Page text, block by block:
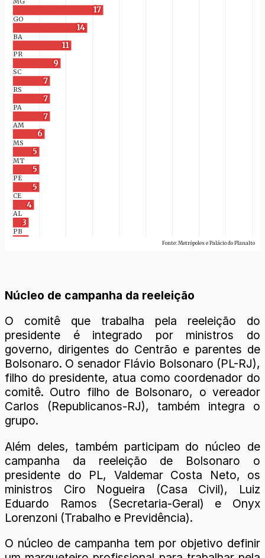
Núcleo de campanha da reeleição
O comitê que trabalha pela reeleição do
presidente é integrado por ministros do
governo, dirigentes do Centrão e parentes de
Bolsonaro. O senador Flávio Bolsonaro (PL-RJ),
filho do presidente, atua como coordenador do
comitê. Outro filho de Bolsonaro, o vereador
Carlos (Republicanos-RJ), também integra o
grupo.
Além deles, também participam do núcleo de
campanha da reeleição de Bolsonaro o
presidente do PL, Valdemar Costa Neto, os
ministros Ciro Nogueira (Casa Civil), Luiz
Eduardo Ramos (Secretaria-Geral) e Onyx
Lorenzoni (Trabalho e Previdência).
O núcleo de campanha tem por objetivo definir